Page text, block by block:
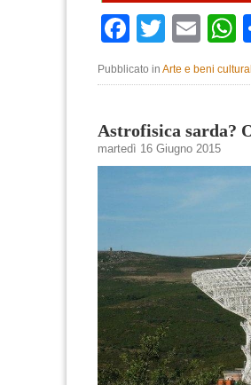
Facebook
Twitter
Pubblicato in Arte e beni
Astrofisica sarda?
martedì 16 Giugno 2015